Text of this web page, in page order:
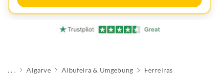
. . . Algarve Albufeira & Umgebung Ferreiras